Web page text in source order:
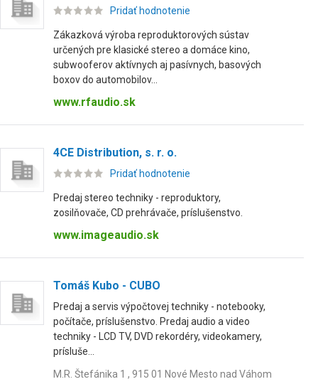
Pridať hodnotenie
Zákazková výroba reproduktorových sústav
určených pre klasické stereo a domáce kino,
subwooferov aktívnych aj pasívnych, basových
boxov do automobilov...
www.rfaudio.sk
4CE Distribution, s. r. o.
Pridať hodnotenie
Predaj stereo techniky - reproduktory,
zosilňovače, CD prehrávače, príslušenstvo.
www.imageaudio.sk
Tomáš Kubo - CUBO
Predaj a servis výpočtovej techniky - notebooky,
počítače, príslušenstvo. Predaj audio a video
techniky - LCD TV, DVD rekordéry, videokamery,
prísluše...
M.R. Štefánika 1 , 915 01 Nové Mesto nad Váhom